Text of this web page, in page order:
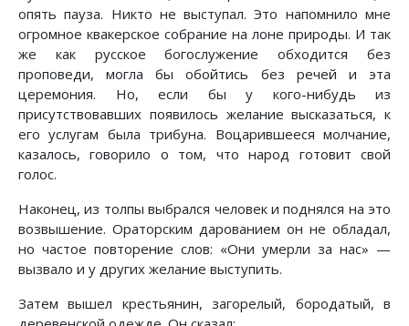
опять пауза. Никто не выступал. Это напомнило мне
огромное квакерское собрание на лоне природы. И так
же как русское богослужение обходится без
проповеди, могла бы обойтись без речей и эта
церемония. Но, если бы у кого-нибудь из
присутствовавших появилось желание высказаться, к
его услугам была трибуна. Воцарившееся молчание,
казалось, говорило о том, что народ готовит свой
голос.
Наконец, из толпы выбрался человек и поднялся на это
возвышение. Ораторским дарованием он не обладал,
но частое повторение слов: «Они умерли за нас» —
вызвало и у других желание выступить.
Затем вышел крестьянин, загорелый, бородатый, в